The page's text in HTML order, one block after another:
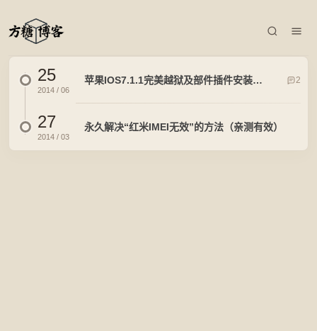
25
2014 / 06
苹果IOS7.1.1完美越狱及部件插件安装（实测） 2
27
2014 / 03
永久解决“红米IMEI无效”的方法（亲测有效）